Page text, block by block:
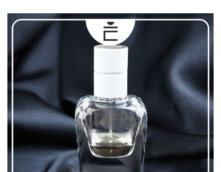
đã từng nghe đến hai khái niệm nước hoa Niche và
Designer. Mỗi loại nước hoa đều mang đến những trải
nghiệm […]